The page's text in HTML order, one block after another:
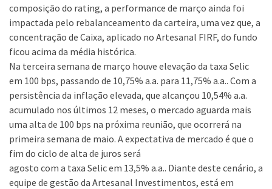
composição do rating, a performance de março ainda foi
impactada pelo rebalanceamento da carteira, uma vez que, a
concentração de Caixa, aplicado no Artesanal FIRF, do fundo
ficou acima da média histórica.
Na terceira semana de março houve elevação da taxa Selic
em 100 bps, passando de 10,75% a.a. para 11,75% a.a.. Com a
persistência da inflação elevada, que alcançou 10,54% a.a.
acumulado nos últimos 12 meses, o mercado aguarda mais
uma alta de 100 bps na próxima reunião, que ocorrerá na
primeira semana de maio. A expectativa de mercado é que o
fim do ciclo de alta de juros será
agosto com a taxa Selic em 13,5% a.a.. Diante deste cenário, a
equipe de gestão da Artesanal Investimentos, está em